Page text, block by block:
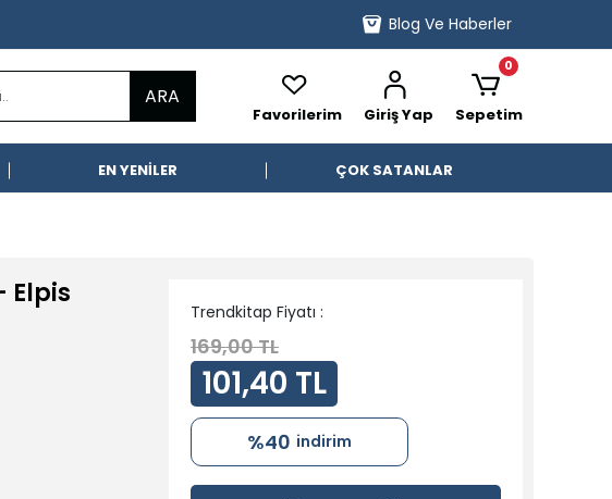
Blog Ve Haberler
ARA
Favorilerim Giriş Yap Sepetim
0
EN YENİLER ÇOK SATANLAR
Elpis
Trendkitap Fiyatı :
169,00 TL
101,40 TL
%40 indirim